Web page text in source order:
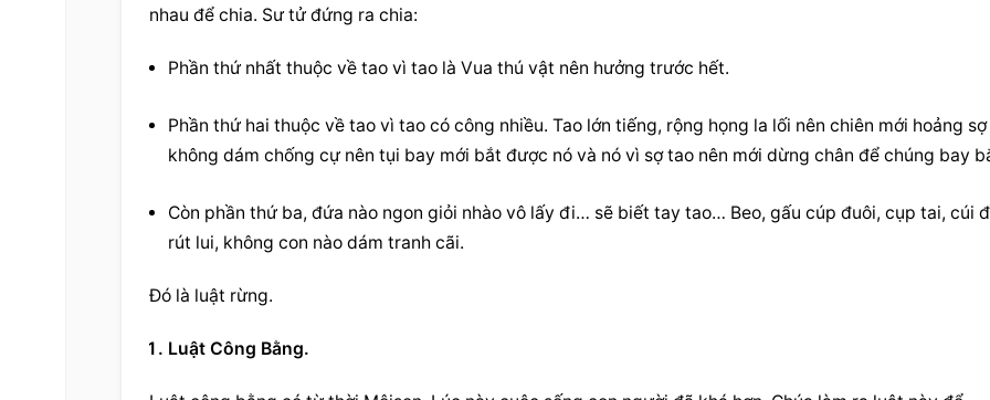
nhau để chia. Sư tử đứng ra chia:
Phần thứ nhất thuộc về tao vì tao là Vua thú vật nên hưởng trước hết.
Phần thứ hai thuộc về tao vì tao có công nhiều. Tao lớn tiếng, rộng họng la lối nên chiên mới hoảng sợ
không dám chống cự nên tụi bay mới bắt được nó và nó vì sợ tao nên mới dừng chân để chúng bay
Còn phần thứ ba, đứa nào ngon giỏi nhào vô lấy đi… sẽ biết tay tao… Beo, gấu cúp đuôi, cụp tai, cúi
rút lui, không con nào dám tranh cãi.
Đó là luật rừng.
Luật Công Bằng.